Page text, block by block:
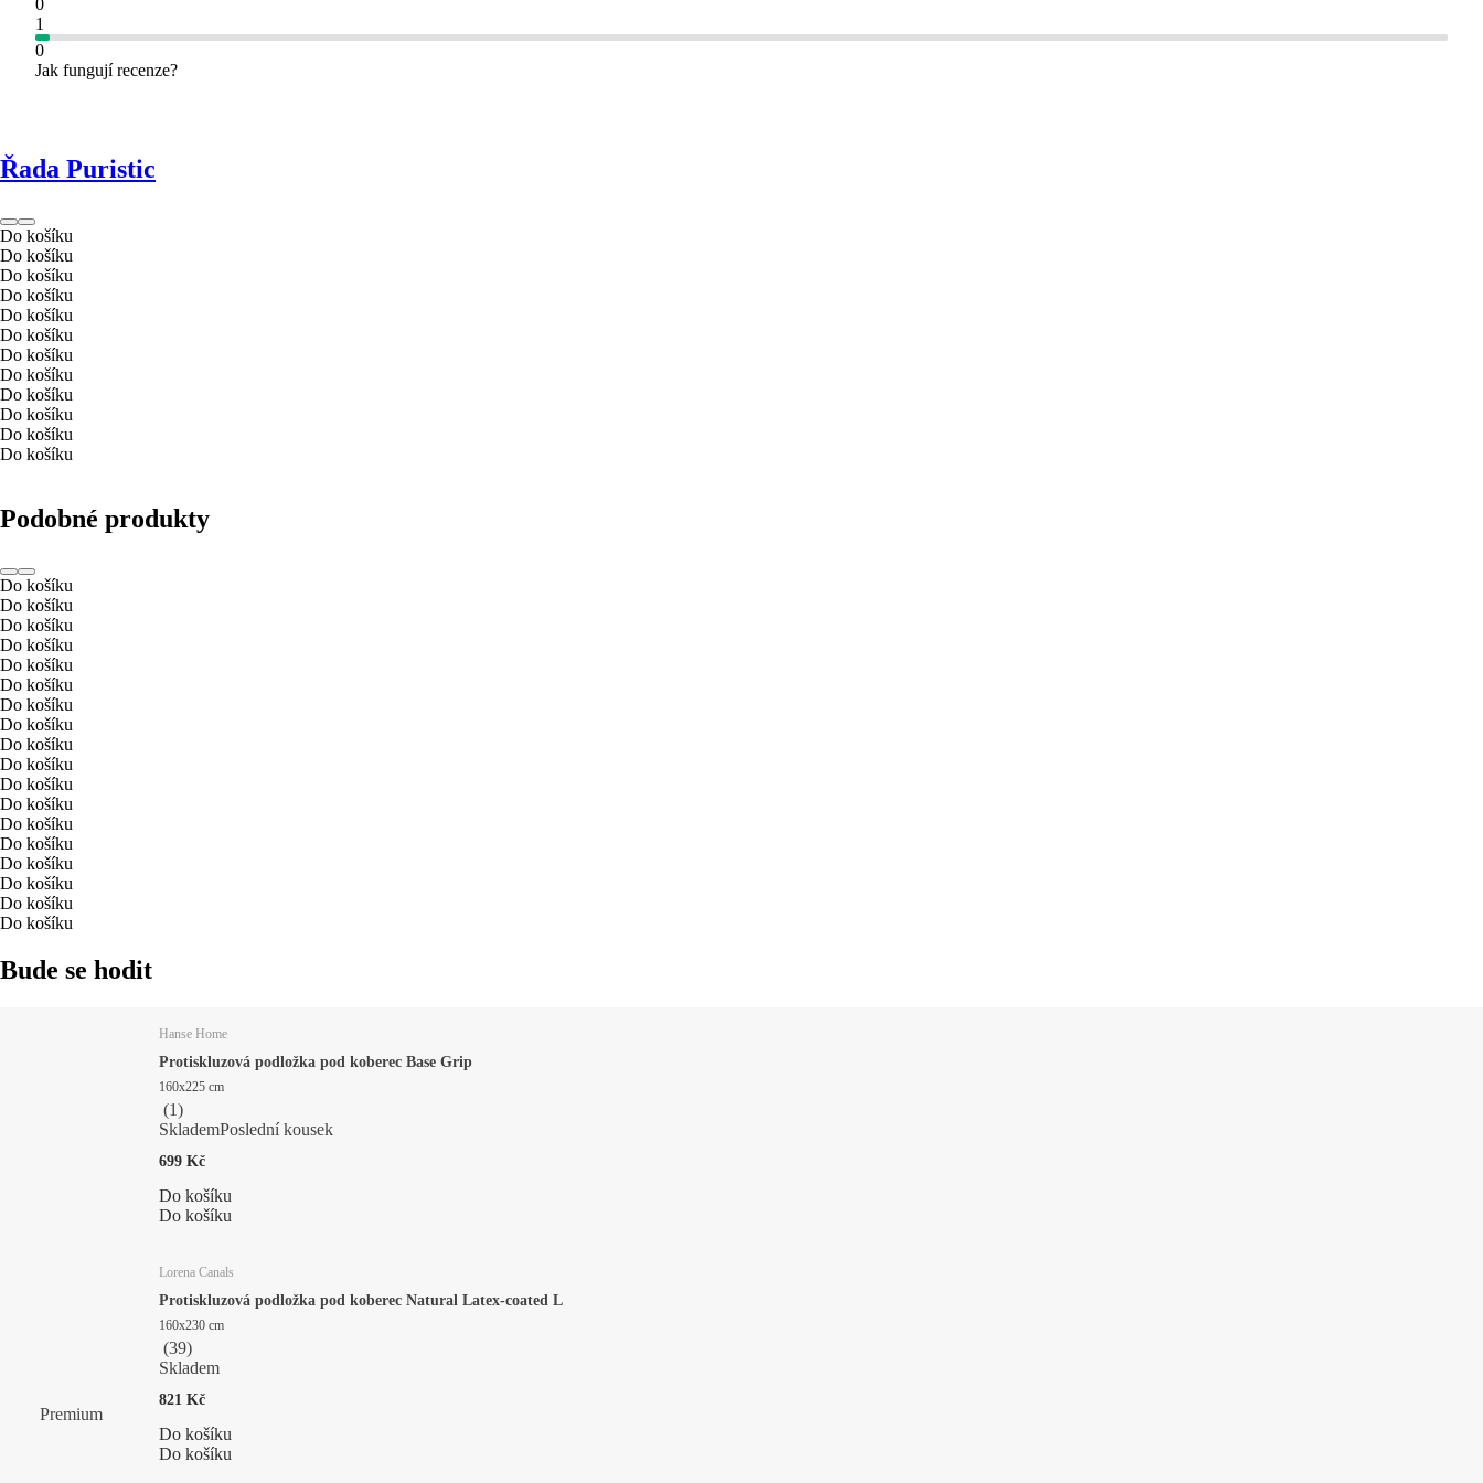
1
0
Jak fungují recenze?
Řada Puristic
Do košíku
Do košíku
Do košíku
Do košíku
Do košíku
Do košíku
Do košíku
Do košíku
Do košíku
Do košíku
Do košíku
Do košíku
Podobné produkty
Do košíku
Do košíku
Do košíku
Do košíku
Do košíku
Do košíku
Do košíku
Do košíku
Do košíku
Do košíku
Do košíku
Do košíku
Do košíku
Do košíku
Do košíku
Do košíku
Do košíku
Do košíku
Bude se hodit
Hanse Home
Protiskluzová podložka pod koberec Base Grip
160x225 cm
(1)
SklademPoslední kousek
699 Kč
Do košíku
Do košíku
Premium
Lorena Canals
Protiskluzová podložka pod koberec Natural Latex-coated L
160x230 cm
(39)
Skladem
821 Kč
Do košíku
Do košíku